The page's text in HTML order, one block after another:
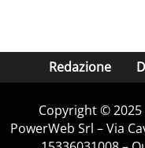
Redazione
Copyright ©
PowerWeb Srl – Via